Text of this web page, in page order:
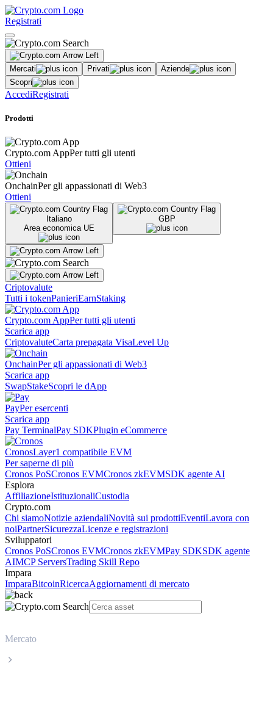
Registrati
Mercati Privati
Aziende
Scopri
AccediRegistrati
Prodotti
Crypto.com AppPer tutti gli utenti
Ottieni
OnchainPer gli appassionati di Web3
Ottieni
Italiano
Area economica UE
GBP
Criptovalute
Tutti i tokenPanieriEarnStaking
Crypto.com AppPer tutti gli utenti
Scarica app
CriptovaluteCarta prepagata VisaLevel Up
OnchainPer gli appassionati di Web3
Scarica app
SwapStakeScopri le dApp
PayPer esercenti
Scarica app
Pay TerminalPay SDKPlugin eCommerce
CronosLayer1 compatibile EVM
Per saperne di più
Cronos PoSCronos EVMCronos zkEVMSDK agente AI
Esplora
AffiliazioneIstituzionaliCustodia
Crypto.com
Chi siamoNotizie aziendaliNovità sui prodottiEventiLavora con
noiPartnerSicurezzaLicenze e registrazioni
Sviluppatori
Cronos PoSCronos EVMCronos zkEVMPay SDKSDK agente
AIMCP ServersTrading Skill Repo
Impara
ImparaBitcoinRicercaAggiornamenti di mercato
Mercato